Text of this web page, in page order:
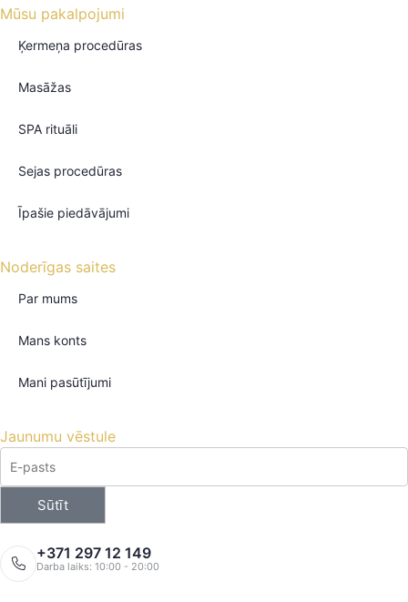
Mūsu pakalpojumi
Ķermeņa procedūras
Masāžas
SPA rituāli
Sejas procedūras
Īpašie piedāvājumi
Noderīgas saites
Par mums
Mans konts
Mani pasūtījumi
Jaunumu vēstule
Sūtīt
+371 297 12 149
Darba laiks: 10:00 - 20:00